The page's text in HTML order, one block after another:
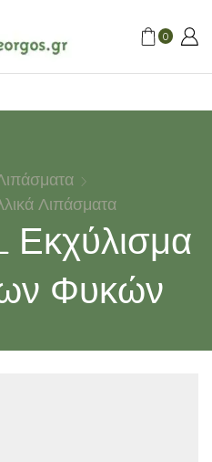
0
Λιπάσματα
Εκχύλισμα
Φυκών